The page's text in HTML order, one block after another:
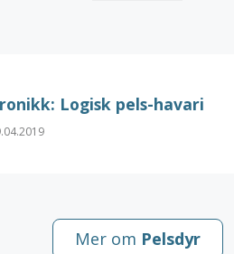
Logisk pels-havari
Mer om Pelsdyr